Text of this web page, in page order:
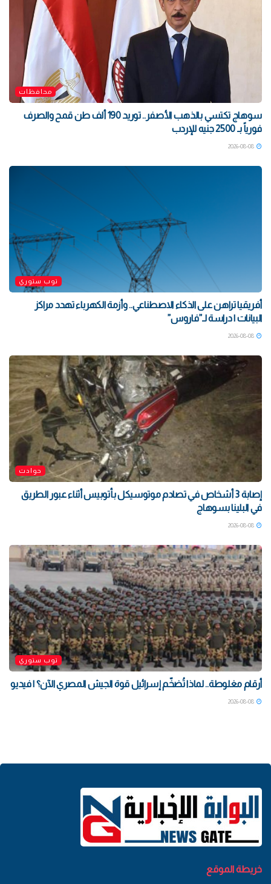
محافظات
سوهاج تكتسي بالذهب الأصفر.. توريد 190 ألف طن قمح والصرف
فورياً بـ 2500 جنيه للإردب
توب ستوري
أفريقيا تراهن على الذكاء الاصطناعي.. وأزمة الكهرباء تهدد مراكز
البيانات | دراسة لـ”فاروس”
حوادث
إصابة 3 أشخاص في تصادم موتوسيكل بأتوبيس أثناء عبور الطريق
في البلينا بسوهاج
توب ستوري
أرقام مغلوطة.. لماذا تُضخّم إسرائيل قوة الجيش المصري الآن؟ | فيديو
خريطة الموقع